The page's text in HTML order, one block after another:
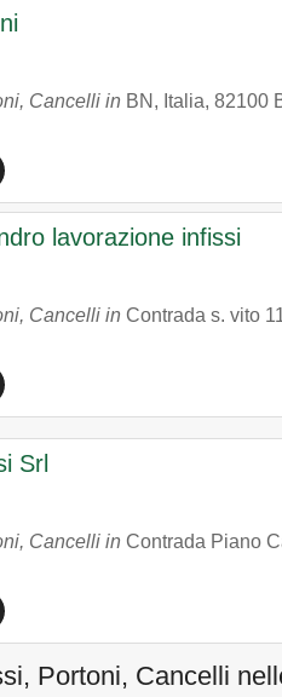
Cancelli in BN, Italia, 82100
lavorazione infissi
Cancelli in Contrada s. vito
Srl
Cancelli in Contrada Piano
Portoni, Cancelli